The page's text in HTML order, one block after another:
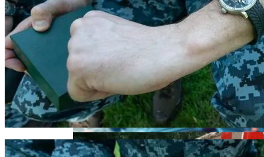
Растущая Концентрация Власти В
Руках Си Цзиньпина: Мир Не Обмануть
Извержение Вулкана На Юге Исландии:
Чрезвычайное Положение И Эвакуация
В «Борисполе» Поселилась Украинка,
Депортированная Из Казахстана